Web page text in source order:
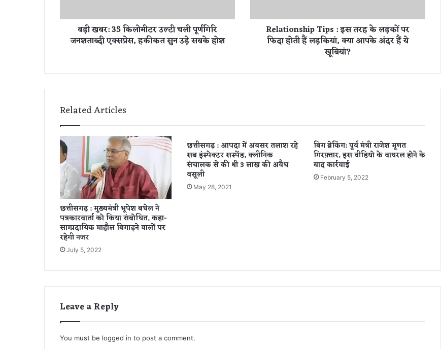
कि
उ
पू
र्ण
गि
रि
ज
न
श
ता
ब्दी
ए
क्स
प्रे
स
,
क
सु
ड़े
बड़ी खबर: 35 किलोमीटर उल्टी चली पूर्णगिरि
जनशताब्दी एक्सप्रेस, हकीकत सुन उड़े सबके होश
s
i
स
र
ह
के
ल
Relationship Tips : इस तरह के लड़कों पर
फिदा होती हैं लड़कियां, क्या आपके अंदर हैं ये
खूबियां?
Related Articles
छत्तीसगढ़ : मुख्यमंत्री भूपेश बघेल ने
पत्रकारवार्ता को किया संबोधित, कहा-
साम्प्रदायिक माहौल बिगाड़ने वालों पर
रहेगी नजर
July 5, 2022
छत्तीसगढ़ : आपदा में अवसर तलाश रहे
सब इंस्पेक्टर सस्पेंड, क्लीनिक
संचालक से की थी 3 लाख की अवैध
वसूली
May 28, 2021
बिग ब्रेकिंग: पूर्व मंत्री राजेश मूणत
गिरफ़्तार, इस वीडियो के वायरल होने के
बाद कार्रवाई
February 5, 2022
Leave a Reply
You must be logged in to post a comment.